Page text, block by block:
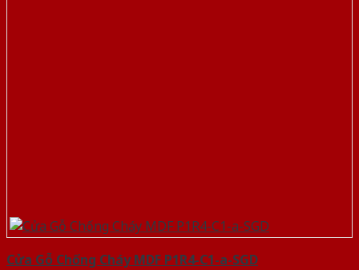
Cửa Gỗ Chống Cháy MDF P1R4-C1-a-SGD